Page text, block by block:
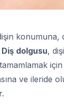
Diş dolgusu,
ve ileride